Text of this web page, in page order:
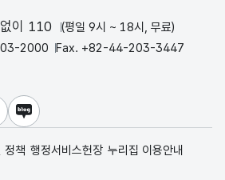
이 110
(평일 9시 ~ 18시, 무료)
2000 Fax. +82-44-203-3447
이스북
블로그
정책 행정서비스헌장 누리집 이용안내